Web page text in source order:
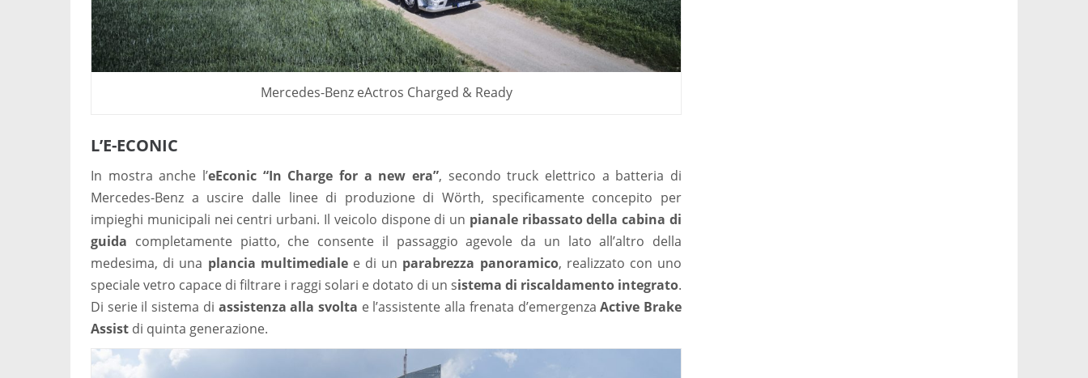
Mercedes-Benz eActros Charged & Ready
L’E-ECONIC
In mostra anche l’eEconic “In Charge for a new era”, secondo truck elettrico a batteria di
Mercedes-Benz a uscire dalle linee di produzione di Wörth, specificamente concepito per
impieghi municipali nei centri urbani. Il veicolo dispone di un pianale ribassato della cabina di
guida completamente piatto, che consente il passaggio agevole da un lato all’altro della
medesima, di una plancia multimedialee di un parabrezza panoramico, realizzato con uno
speciale vetro capace di filtrare i raggi solari e dotato di un sistema di riscaldamento integrato.
Di serie il sistema di assistenza alla svolta e l’assistente alla frenata d’emergenzaActive Brake
Assist di quinta generazione.